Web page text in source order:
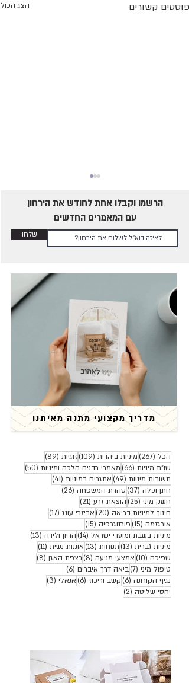
פוסטים קשורים הצג הכול
חינוך למיניות בריאה - מה זה
הרשמו וקבלו אחת לחודש את הירחון
עם המאמרים החדשים
שלחו
מדריך מקצועי מתנה מאיתנו
הכל (267) 267 פוסטים
מיניות ביהדות (109) 109 פוסטים
זוגיות (89)
89 פוסטים
שו"ת מיניות (66) 66 פוסטים
מאמרי רבנים הלכה ומיניות (50)
50 פוסטים
תשובות מיניות (49) 49 פוסטים
אתגרים במיניות (41)
41 פוסטים
חתן וכלה (37) 37 פוסטים
טהרת המשפחה (26)
26 פוסטים
חשק מיני (25) 25 פוסטים
הוצאת זרע (21)
21 פוסטים
חינוך למיניות בריאה (20) 20 פוסטים
אביזרי עונג (17)
17 פוסטים
אורגזמה (15) 15 פוסטיםפורנוגרפיה (15)
15 פוסטים
מיניות בשבת ומועדי ישראל (14) 14 פוסטיםהריון ולידה (13)
13 פוסטים
מיניות גברית (13) 13 פוסטיםתנוחות (13) 13 פוסטיםאוננות נשית (11)
11 פוסטים
שפיכה (10) 10 פוסטיםאמצעי מניעה (8) 8 פוסטיםרצפת האגן (8)
8 פוסטים
טיפול מיני (7) 7 פוסטיםביאה דרך איברים (6)
6 פוסטים
נגיף הקורונה (6) 6 פוסטיםקשב וריכוז (6) 6 פוסטיםאנאלי (3)
3 פוסטים
יחסי שליטה (2) 2 פוסטים